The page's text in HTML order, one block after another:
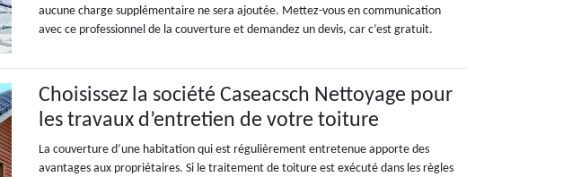
aucune charge supplémentaire ne sera ajoutée. Mettez-vous en communication
avec ce professionnel de la couverture et demandez un devis, car c’est gratuit.
Choisissez la société Caseacsch Nettoyage pour
les travaux d’entretien de votre toiture
La couverture d’une habitation qui est régulièrement entretenue apporte des
avantages aux propriétaires. Si le traitement de toiture est exécuté dans les règles